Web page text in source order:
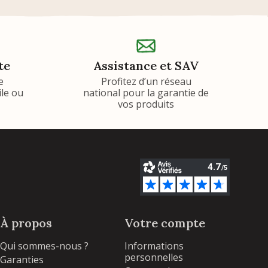
ou
Assistance et SAV
Profitez d’un réseau
national pour la garantie de
vos produits
À propos
Qui sommes-nous ?
Garanties
Votre compte
Informations
personnelles